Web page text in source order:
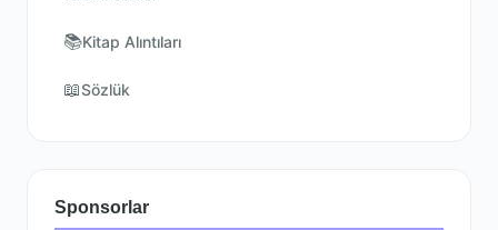
📚Kitap Alıntıları
📖Sözlük
Sponsorlar